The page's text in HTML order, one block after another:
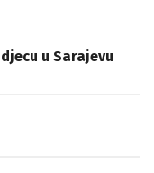
u Sarajevu